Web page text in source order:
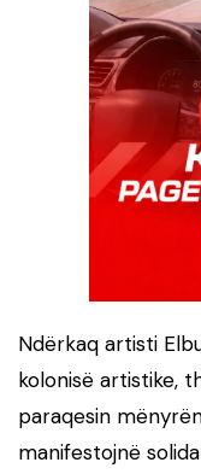
Ndërkaq artisti
kolonisë artistike,
paraqesin
manifestojnë